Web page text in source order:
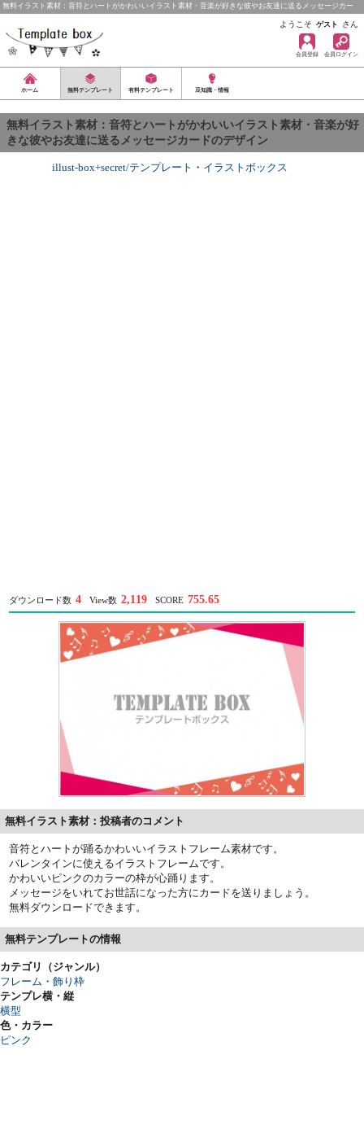
無料イラスト素材：音符とハートがかわいいイラスト素材・音楽が好きな彼やお友達に送るメッセージカー
ド…
ようこそ ゲスト さん
会員登録 会員ログイン
ホーム 無料テンプレート 有料テンプレート 豆知識・情報
無料イラスト素材：音符とハートがかわいいイラスト素材・音楽が好
きな彼やお友達に送るメッセージカードのデザイン
illust-box+secret/テンプレート ・ イラストボックス
ダウンロード数 4 View数 2,119 SCORE 755.65
無料イラスト素材：投稿者のコメント
音符とハートが踊るかわいいイラストフレーム素材です。
バレンタインに使えるイラストフレームです。
かわいいピンクのカラーの枠が心踊ります。
メッセージをいれてお世話になった方にカードを送りましょう。
無料ダウンロードできます。
無料テンプレートの情報
カテゴリ（ジャンル）
フレーム・飾り枠
テンプレ横・縦
横型
色・カラー
ピンク